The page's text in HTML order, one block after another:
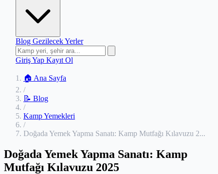
Blog Gezilecek Yerler
Giriş Yap Kayıt Ol
🏠 Ana Sayfa
/
📝 Blog
/
Kamp Yemekleri
/
Doğada Yemek Yapma Sanatı: Kamp Mutfağı Kılavuzu 2...
Doğada Yemek Yapma Sanatı: Kamp
Mutfağı Kılavuzu 2025